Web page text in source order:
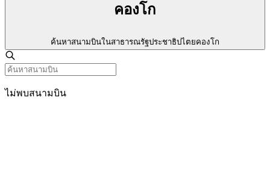
คองโก
ค้นหาสนามบินในสาธารณรัฐประชาธิปไตยคองโก
ไม่พบสนามบิน